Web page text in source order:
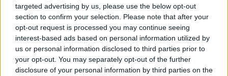
targeted advertising by us, please use the below opt-out
section to confirm your selection. Please note that after your
opt-out request is processed you may continue seeing
interest-based ads based on personal information utilized by
us or personal information disclosed to third parties prior to
your opt-out. You may separately opt-out of the further
disclosure of your personal information by third parties on the
électronique a permis à près de cinq hélicoptères
israéliens de transporter « plusieurs dizaines » de
commandos, débarqués sur le terrain, où leur
participation, marquée par des affrontements, a duré plus
de trois heures.